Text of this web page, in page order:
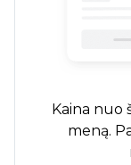
Kaina nuo
meną.